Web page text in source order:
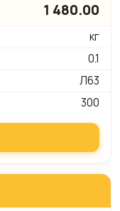
1 480.00
кг
0.1
Л63
300